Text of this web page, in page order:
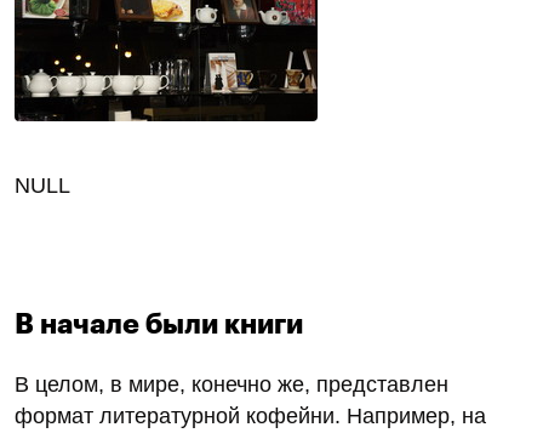
NULL
В начале были книги
В целом, в мире, конечно же, представлен
формат литературной кофейни. Например, на